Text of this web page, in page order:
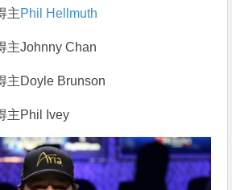
主Phil Hellmuth
主Johnny Chan
主Doyle Brunson
主Phil Ivey